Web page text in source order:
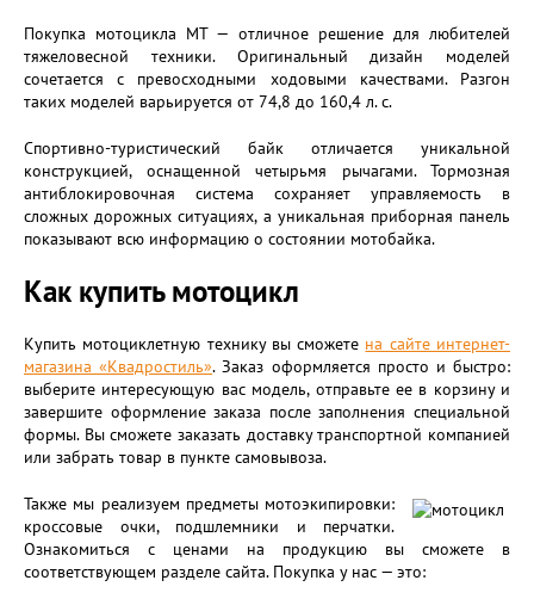
Покупка мотоцикла МТ — отличное решение для любителей
тяжеловесной техники. Оригинальный дизайн моделей
сочетается с превосходными ходовыми качествами. Разгон
таких моделей варьируется от 74,8 до 160,4 л. с.
Спортивно-туристический байк отличается уникальной
конструкцией, оснащенной четырьмя рычагами. Тормозная
антиблокировочная система сохраняет управляемость в
сложных дорожных ситуациях, а уникальная приборная панель
показывают всю информацию о состоянии мотобайка.
Как купить мотоцикл
Купить мотоциклетную технику вы сможете на сайте интернет-
магазина «Квадростиль». Заказ оформляется просто и быстро:
выберите интересующую вас модель, отправьте ее в корзину и
завершите оформление заказа после заполнения специальной
формы. Вы сможете заказать доставку транспортной компанией
или забрать товар в пункте самовывоза.
Также мы реализуем предметы мотоэкипировки:
кроссовые очки, подшлемники и перчатки.
Ознакомиться с ценами на продукцию вы сможете в
соответствующем разделе сайта. Покупка у нас — это: